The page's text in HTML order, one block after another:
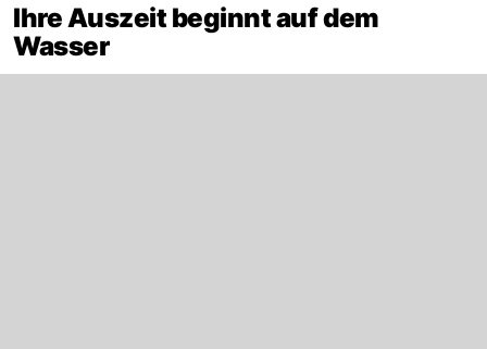
Ihre Auszeit beginnt auf dem
Wasser